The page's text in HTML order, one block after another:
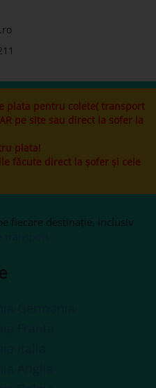
plata pentru colete( transport
pe site sau direct la sofer la
plata!
făcute direct la șofer și cele
fiecare destinație, inclusiv